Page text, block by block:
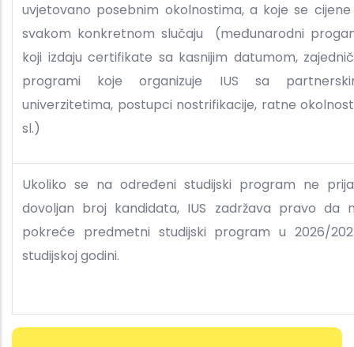
uvjetovano posebnim okolnostima, a koje se
svakom konkretnom slučaju (međunarodni
koji izdaju certifikate sa kasnijim datumom,
programi koje organizuje IUS sa
univerzitetima, postupci nostrifikacije, ratne
sl.)
Ukoliko se na određeni studijski program ne
dovoljan broj kandidata, IUS zadržava pravo da
pokreće predmetni studijski program u 2026/
studijskoj godini.